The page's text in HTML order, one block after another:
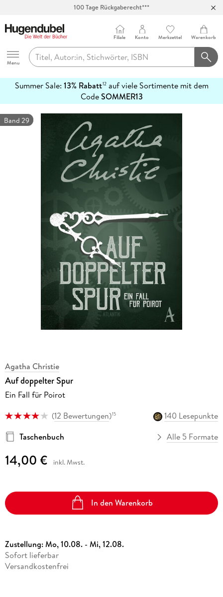
100 Tage Rückgaberecht***
Hugendubel
Menu
Filiale Konto Merkzettel Warenkorb
Summer Sale: 13% Rabatt12auf viele Sortimente mit dem
CodeSOMMER13
erfahren
Band 29
Agatha Christie
Auf doppelter Spur
Ein Fall für Poirot
(12 Bewertungen)15
140 Lesepunkte
Taschenbuch
Alle 5 Formate
14,00 € inkl. Mwst.
In den Warenkorb
Zustellung:Mo, 10.08. - Mi, 12.08.
Sofort lieferbar
Versandkostenfrei